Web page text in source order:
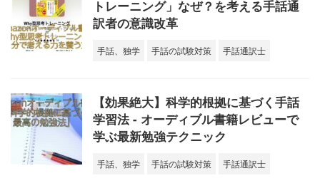
トレーニング」なぜ？を考える手話通
訳者の意識改革
手話、独学 手話の試験対策 手話通訳士
【効果絶大】科学的根拠に基づく手話
学習法 - オーディブル書籍レビューで
学ぶ最新勉強テクニック
手話、独学 手話の試験対策 手話通訳士